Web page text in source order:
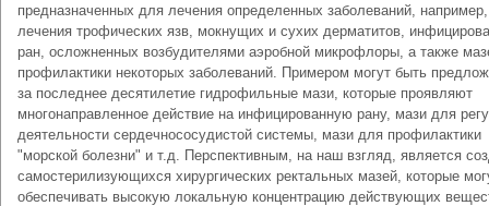
предназначенных для лечения определенных заболеваний,
лечения трофических язв, мокнущих и сухих дерматитов,
ран, осложненных возбудителями аэробной микрофлоры, а также
профилактики некоторых заболеваний. Примером могут быть
за последнее десятилетие гидрофильные мази, которые проявляют
многонаправленное действие на инфицированную рану, мази для
деятельности сердечнососудистой системы, мази для профилактики
"морской болезни" и т.д. Перспективным, на наш взгляд, является
самостерилизующихся хирургических ректальных мазей, которые
обеспечивать высокую локальную концентрацию действующих